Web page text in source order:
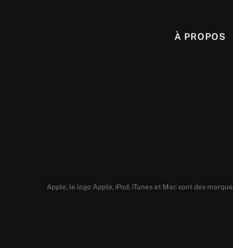
À PROPOS
Apple, le logo Apple, iPod, iTunes et Mac sont des